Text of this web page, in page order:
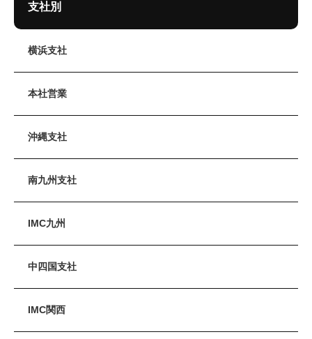
支社別
横浜支社
本社営業
沖縄支社
南九州支社
IMC九州
中四国支社
IMC関西